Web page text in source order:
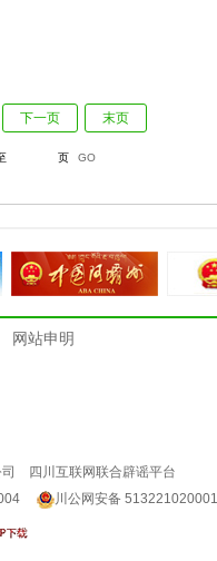
下一页 末页
页 GO
网站申明
司
四川互联网联合辟谣平台
川公网安备